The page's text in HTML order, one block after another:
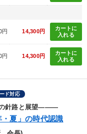
円 14,300円
カートに
入れる
円 14,300円
カートに
入れる
ド対応
の針路と展望―――
夏」の時代認識